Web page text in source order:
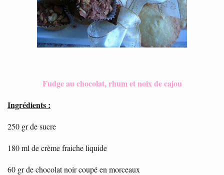
Fudge au chocolat, rhum et noix de cajou
Ingrédients :
250 gr de sucre
180 ml de crème fraiche liquide
60 gr de chocolat noir coupé en morceaux